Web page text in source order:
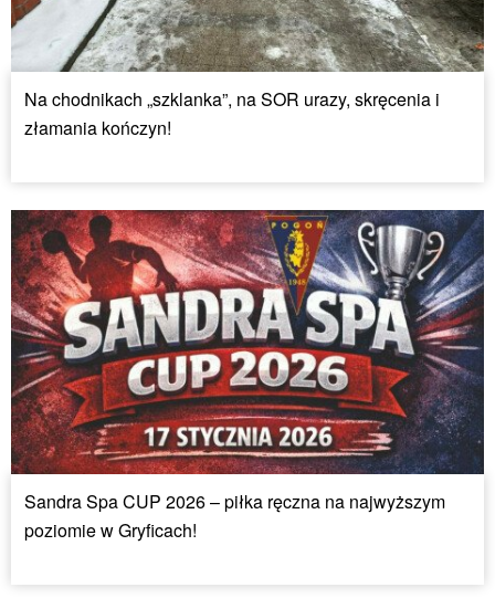
Na chodnikach „szklanka”, na SOR urazy, skręcenia i
złamania kończyn!
Sandra Spa CUP 2026 – piłka ręczna na najwyższym
poziomie w Gryficach!